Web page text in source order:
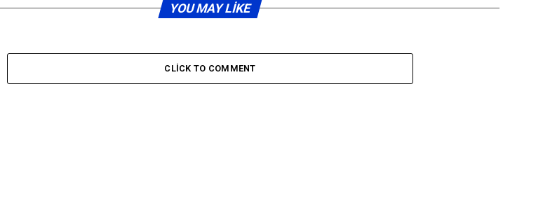
YOU MAY LIKE
CLICK TO COMMENT